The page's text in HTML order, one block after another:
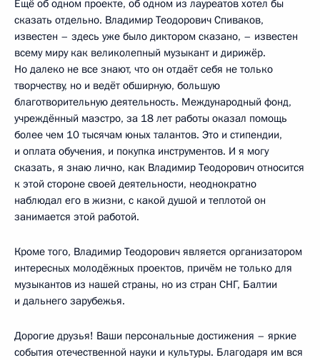
Ещё об одном проекте, об одном из лауреатов хотел бы
сказать отдельно. Владимир Теодорович Спиваков,
известен – здесь уже было диктором сказано, – известен
всему миру как великолепный музыкант и дирижёр.
Но далеко не все знают, что он отдаёт себя не только
творчеству, но и ведёт обширную, большую
благотворительную деятельность. Международный фонд,
учреждённый маэстро, за 18 лет работы оказал помощь
более чем 10 тысячам юных талантов. Это и стипендии,
и оплата обучения, и покупка инструментов. И я могу
сказать, я знаю лично, как Владимир Теодорович относится
к этой стороне своей деятельности, неоднократно
наблюдал его в жизни, с какой душой и теплотой он
занимается этой работой.
Кроме того, Владимир Теодорович является организатором
интересных молодёжных проектов, причём не только для
музыкантов из нашей страны, но из стран СНГ, Балтии
и дальнего зарубежья.
Дорогие друзья! Ваши персональные достижения – яркие
события отечественной науки и культуры. Благодаря им вся